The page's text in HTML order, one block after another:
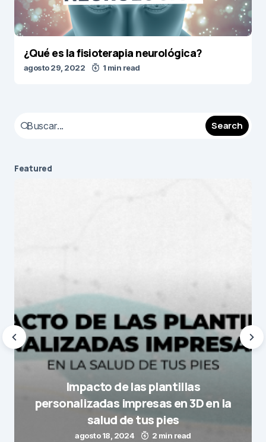
¿Qué es la fisioterapia neurológica?
agosto 29, 2022 1 min read
Search
Featured
Impacto de las plantillas
personalizadas impresas en 3D en la
salud de tus pies
agosto 18, 2024 2 min read